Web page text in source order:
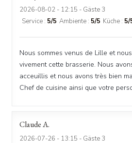
2026-08-02 - 12:15 - Gäste 3
Service : 5/5 Ambiente : 5/5 Küche : 5/
Nous sommes venus de Lille et
vivement cette brasserie. Nous
acceuillis et nous avons très bien
Chef de cuisine ainsi que votre
ClaudeA
2026-07-26 - 13:15 - Gäste 3